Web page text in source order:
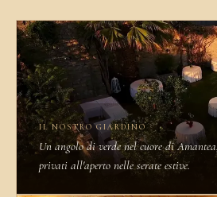
IL NOSTRO GIARDINO
Un angolo di verde nel cuore di
privati all'aperto nelle serate estive.